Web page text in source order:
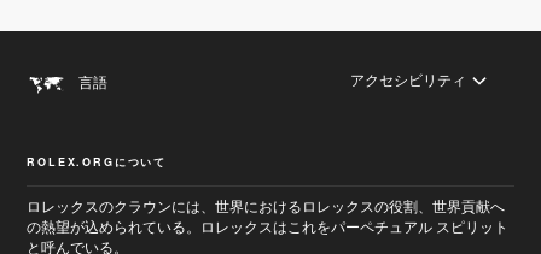
言語 アクセシビリティ
ROLEX.ORGについて
ロレックスのクラウンには、世界におけるロレックスの役割、世界貢献へ
の熱望が込められている。ロレックスはこれをパーペチュアル スピリット
と呼んでいる。